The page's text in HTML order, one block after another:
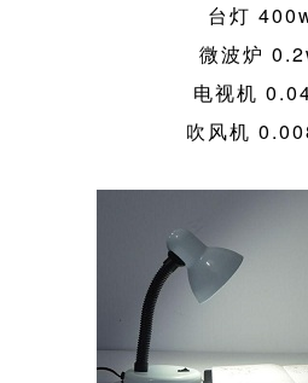
台灯
微波炉
电视机
吹风机